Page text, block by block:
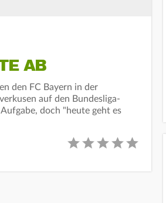
AB
den FC Bayern in der
auf den Bundesliga-
doch "heute geht es